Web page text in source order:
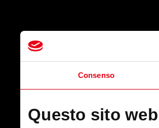
Consenso
Questo sito